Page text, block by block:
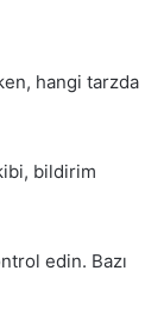
hangi tarzda
bildirim
edin. Bazı